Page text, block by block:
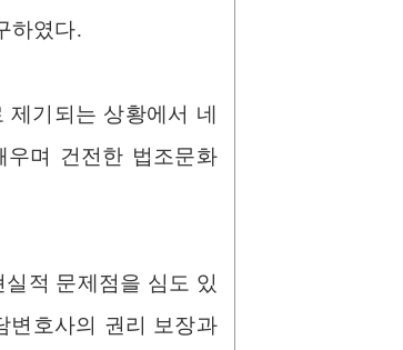
하였다.
기되는 상황에서 네
며 건전한 법조문화
적 문제점을 심도 있
변호사의 권리 보장과